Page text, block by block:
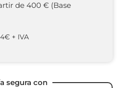
de 400 € (Base
+ IVA
segura con